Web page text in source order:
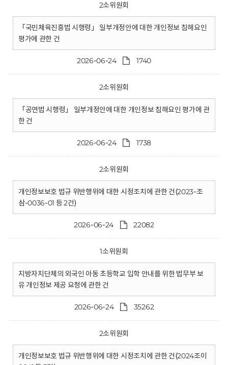
2소위원회
「국민체육진흥법 시행령」 일부개정안에 대한 개인정보 침해요인
평가에 관한 건
2026-06-24 1740
2소위원회
「공연법 시행령」 일부개정안에 대한 개인정보 침해요인 평가에 관
한 건
2026-06-24 1738
2소위원회
개인정보보호 법규 위반행위에 대한 시정조치에 관한 건(2023-조
삼-0036-01 등 2건)
2026-06-24 22082
1소위원회
지방자치단체의 외국인 아동 초등학교 입학 안내를 위한 법무부 보
유 개인정보 제공 요청에 관한 건
2026-06-24 35262
2소위원회
개인정보보호 법규 위반행위에 대한 시정조치에 관한 건(2024조이